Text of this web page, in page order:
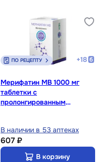
ПО РЕЦЕПТУ +18
Мерифатин МВ 1000 мг
таблетки с
пролонгированным
В наличии в 53 аптеках
607 ₽
В корзину